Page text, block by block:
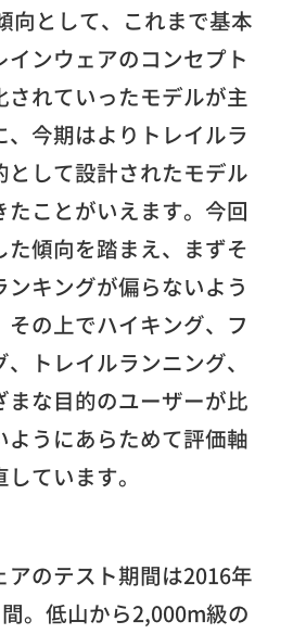
向として、これまで基本
ンウェアのコンセプト
されていったモデルが主
今期はよりトレイルラ
として設計されたモデル
ことがいえます。今回
傾向を踏まえ、まずそ
キングが偏らないよう
その上でハイキング、フ
トレイルランニング、
まな目的のユーザーが比
うにあらためて評価軸
ています。
アのテスト期間は2016年
。低山から2,000m級の